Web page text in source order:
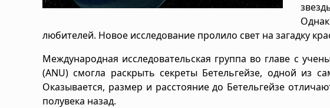
любителей. Новое исследование пролило свет на загадку
Международная исследовательская группа во главе с
(ANU) смогла раскрыть секреты Бетельгейзе, одной из
Оказывается, размер и расстояние до Бетельгейзе
полувека назад.